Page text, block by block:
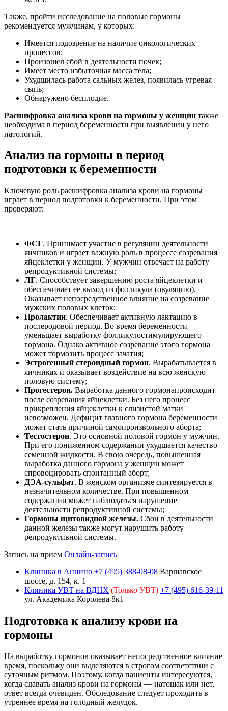
Также, пройти исследование на половые гормоны
рекомендуется мужчинам, у которых:
Имеется подозрение на наличие онкологических
процессов;
Произошел сбой в деятельности почек;
Имеет место избыточная масса тела;
Ухудшилась работа сальных желез, появилась угревая
сыпь;
Обнаружено бесплодие.
Расшифровка анализа крови на гормоны у женщин также
необходима в период беременности при выявлении у него
патологий.
Анализ на гормоны в период
подготовки к беременности
Ключевую роль расшифровка анализа крови на гормоны
играет в период подготовки к беременности. При этом
проверяют:
ФСГ. Принимает участие в регуляции деятельности
яичников и играет важную роль в процессе созревания
яйцеклетки у женщин. У мужчин отвечает на работу
репродуктивной системы;
ЛГ. Способствует завершению роста яйцеклетки и
обеспечивает ее выход из фолликула (овуляцию).
Оказывает непосредственное влияние на созревание
мужских половых клеток;
Пролактин. Обеспечивает активную лактацию в
послеродовой период. Во время беременности
уменьшает выработку фолликулостимулирующего
гормона. Однако активное созревание этого гормона
может тормозить процесс зачатия;
Эстрогенный стероидный гормон. Вырабатывается в
яичниках и оказывает воздействие на всю женскую
половую систему;
Прогестерон. Выработка данного гормонапроисходит
после созревания яйцеклетки. Без него процесс
прикрепления яйцеклетки к слизистой матки
невозможен. Дефицит главного гормона беременности
может стать причиной самопроизвольного аборта;
Тестостерон. Это основной половой гормон у мужчин.
При его пониженном содержании ухудшается качество
семенной жидкости. В свою очередь, повышенная
выработка данного гормона у женщин может
спровоцировать спонтанный аборт;
ДЭА-сульфат. В женском организме синтезируется в
незначительном количестве. При повышенном
содержании может наблюдаться нарушение
деятельности репродуктивной системы;
Гормоны щитовидной железы. Сбои в деятельности
данной железы также могут нарушить работу
репродуктивной системы.
Запись на прием Онлайн-запись
Клиника в Аннино +7 (495) 388-08-08 Варшавское
шоссе, д. 154, к. 1
Клиника УВТ на ВДНХ (Только УВТ) +7 (495) 616-39-11
ул. Академика Королева 8к1
Подготовка к анализу крови на
гормоны
На выработку гормонов оказывает непосредственное влияние
время, поскольку они выделяются в строгом соответствии с
суточным ритмом. Поэтому, когда пациенты интересуются,
когда сдавать анализ крови на гормоны — натощак или нет,
ответ всегда очевиден. Обследование следует проходить в
утреннее время на голодный желудок.